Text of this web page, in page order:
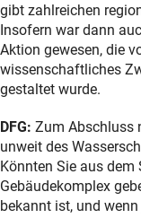
gibt zahlreichen
Insofern war dann
Aktion gewesen, die
wissenschaftliches
gestaltet wurde.
DFG: Zum Abschluss
unweit des
Könnten Sie aus dem
Gebäudekomplex
bekannt ist, und